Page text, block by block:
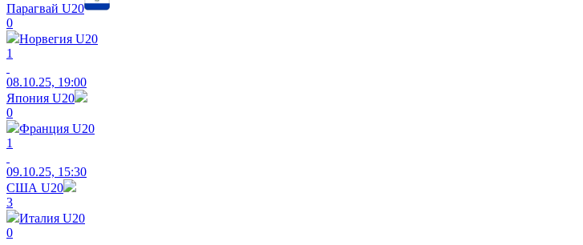
Парагвай U20
0
Норвегия U20
1
08.10.25, 19:00
Япония U20
0
Франция U20
1
09.10.25, 15:30
США U20
3
Италия U20
0